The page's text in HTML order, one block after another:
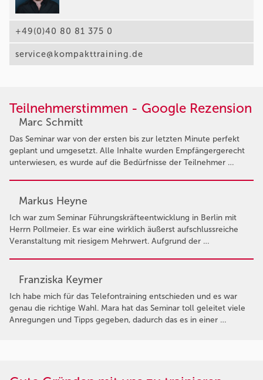
+49(0)40 80 81 375 0
service@kompakttraining.de
Teilnehmerstimmen - Google Rezension
Marc Schmitt
Das Seminar war von der ersten bis zur letzten Minute perfekt
geplant und umgesetzt. Alle Inhalte wurden Empfängergerecht
unterwiesen, es wurde auf die Bedürfnisse der Teilnehmer …
Markus Heyne
Ich war zum Seminar Führungskräfteentwicklung in Berlin mit
Herrn Pollmeier. Es war eine wirklich äußerst aufschlussreiche
Veranstaltung mit riesigem Mehrwert. Aufgrund der …
Franziska Keymer
Ich habe mich für das Telefontraining entschieden und es war
genau die richtige Wahl. Mara hat das Seminar toll geleitet viele
Anregungen und Tipps gegeben, dadurch das es in einer …